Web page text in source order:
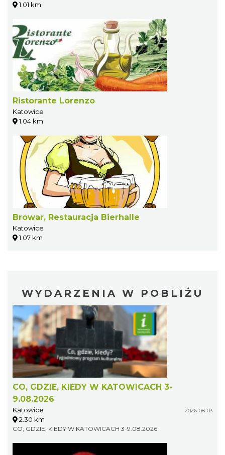
1.01 km
Ristorante Lorenzo
Katowice
1.04 km
Browar, Restauracja Bierhalle
Katowice
1.07 km
WYDARZENIA W POBLIŻU
CO, GDZIE, KIEDY W KATOWICACH 3-
9.08.2026
Katowice 2026-08-03
2.30 km
CO, GDZIE, KIEDY W KATOWICACH 3-9.08.2026